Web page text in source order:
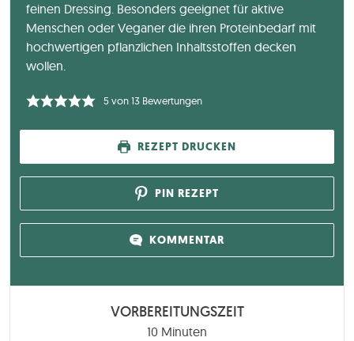
feinen Dressing. Besonders geeignet für aktive
Menschen oder Veganer die ihren Proteinbedarf mit
hochwertigen pflanzlichen Inhaltsstoffen decken
wollen.
5von13Bewertungen
REZEPT DRUCKEN
PIN REZEPT
KOMMENTAR
VORBEREITUNGSZEIT
10 Minuten
Minuten